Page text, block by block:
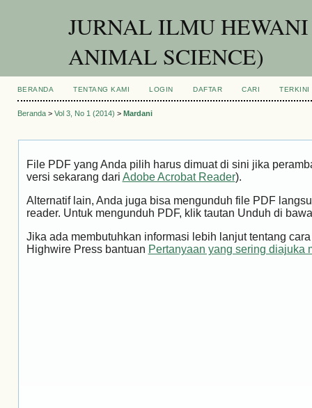
JURNAL ILMU
ANIMAL SCIENCE)
BERANDA TENTANG KAMI LOGIN DAFTAR CARI TERKINI
Beranda> Vol 3, No 1 (2014) > Mardani
File PDF yang Anda pilih harus dimuat di sini jika
versi sekarang dari Adobe Acrobat Reader).
Alternatif lain, Anda juga bisa mengunduh file PDF
reader. Untuk mengunduh PDF, klik tautan Unduh di
Jika ada membutuhkan informasi lebih lanjut tentang
Highwire Press bantuan Pertanyaan yang sering diajuka